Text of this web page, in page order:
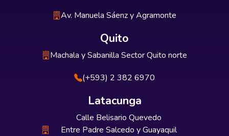
Av. Manuela Sáenz y Agramonte
Quito
Machala y Sabanilla Sector Quito norte
(+593) 2 382 6970
Latacunga
Calle Belisario Quevedo
Entre Padre Salcedo y Guayaquil